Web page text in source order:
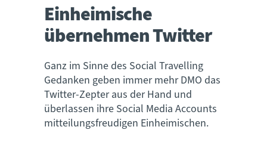
Einheimische
übernehmen Twitter
Ganz im Sinne des Social Travelling
Gedanken geben immer mehr DMO das
Twitter-Zepter aus der Hand und
überlassen ihre Social Media Accounts
mitteilungsfreudigen Einheimischen.